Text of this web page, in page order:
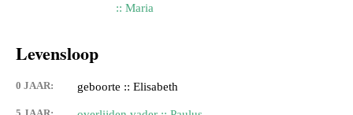
:: Maria
Levensloop
0 JAAR: geboorte :: Elisabeth